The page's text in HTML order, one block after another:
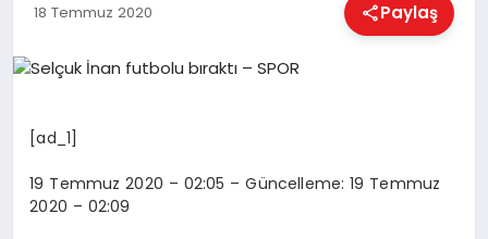
EĞITIM
EKONOMI
18 Temmuz 2020 Paylaş
[ad_1]
19 Temmuz 2020 – 02:05 – Güncelleme: 19 Temmuz
2020 – 02:09